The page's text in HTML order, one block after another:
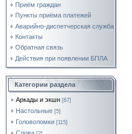
Приём граждан
Пункты приёма платежей
Аварийно-диспетчерская служба
Контакты
Обратная связь
Действия при появлении БПЛА
Категории раздела
Аркады и экшн [67]
Настольные [5]
Головоломки [115]